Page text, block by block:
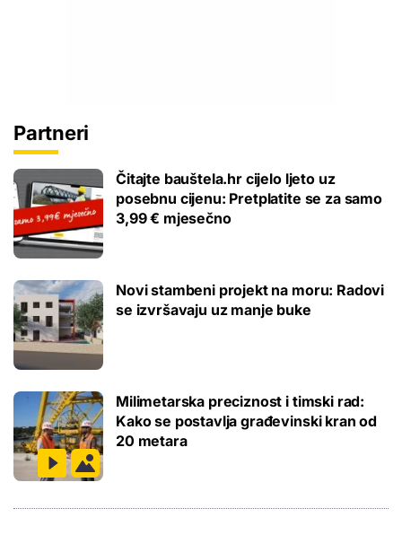
Partneri
Čitajte bauštela.hr cijelo ljeto uz
posebnu cijenu: Pretplatite se za samo
3,99 € mjesečno
Novi stambeni projekt na moru: Radovi
se izvršavaju uz manje buke
Milimetarska preciznost i timski rad:
Kako se postavlja građevinski kran od
20 metara